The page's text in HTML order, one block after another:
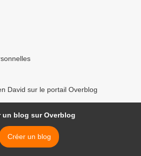
David sur le portail Overblog
un blog sur Overblog
Créer un blog